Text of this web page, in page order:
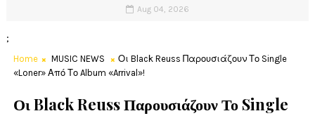
Aug 04, 2026
;
Home MUSIC NEWS
Οι Black Reuss Παρουσιάζουν Το Single
«Loner» Από Το Album «Arrival»!
Οι Black Reuss Παρουσιάζουν Το Single